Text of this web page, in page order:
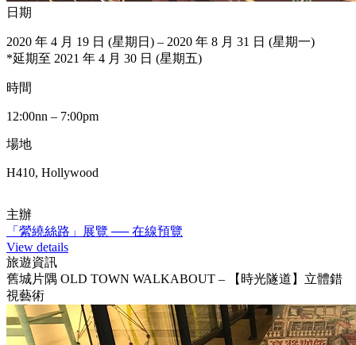
日期
2020 年 4 月 19 日 (星期日) – 2020 年 8 月 31 日 (星期一)
*延期至 2021 年 4 月 30 日 (星期五)
時間
12:00nn – 7:00pm
場地
H410, Hollywood
主辦
「縈繞絲路」展覽 ── 在線預覽
View details
旅遊資訊
舊城片隅 OLD TOWN WALKABOUT – 【時光隧道】立體錯
視藝術